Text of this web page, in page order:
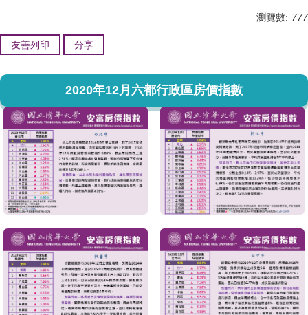
瀏覽數: 777
友善列印 分享
2020年12月六都行政區房價指數